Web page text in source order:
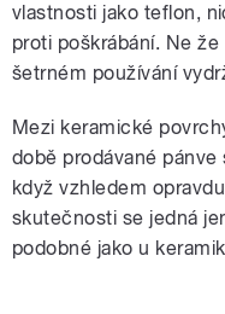
vlastnosti jako teflon,
proti poškrábání. Ne
šetrném používání
Mezi keramické
době prodávané pánve
když vzhledem
skutečnosti se jedná
podobné jako u